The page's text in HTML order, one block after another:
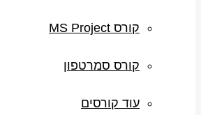
קורס MS Project
קורס סמרטפון
עוד קורסים